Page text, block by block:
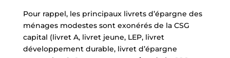
Pour rappel, les principaux livrets d’épargne des
ménages modestes sont exonérés de la CSG
capital (livret A, livret jeune, LEP, livret
développement durable, livret d’épargne